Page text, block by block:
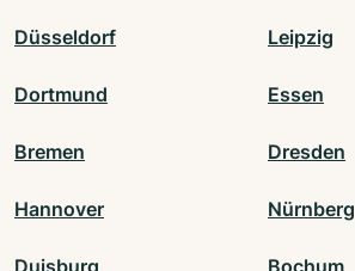
Düsseldorf Leipzig
Dortmund Essen
Bremen Dresden
Hannover Nürnberg
Duisburg Bochum